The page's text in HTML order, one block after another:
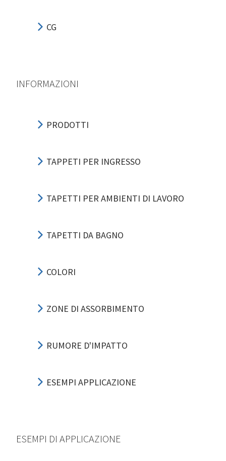
CG
INFORMAZIONI
PRODOTTI
TAPPETI PER INGRESSO
TAPETTI PER AMBIENTI DI LAVORO
TAPETTI DA BAGNO
COLORI
ZONE DI ASSORBIMENTO
RUMORE D'IMPATTO
ESEMPI APPLICAZIONE
ESEMPI DI APPLICAZIONE